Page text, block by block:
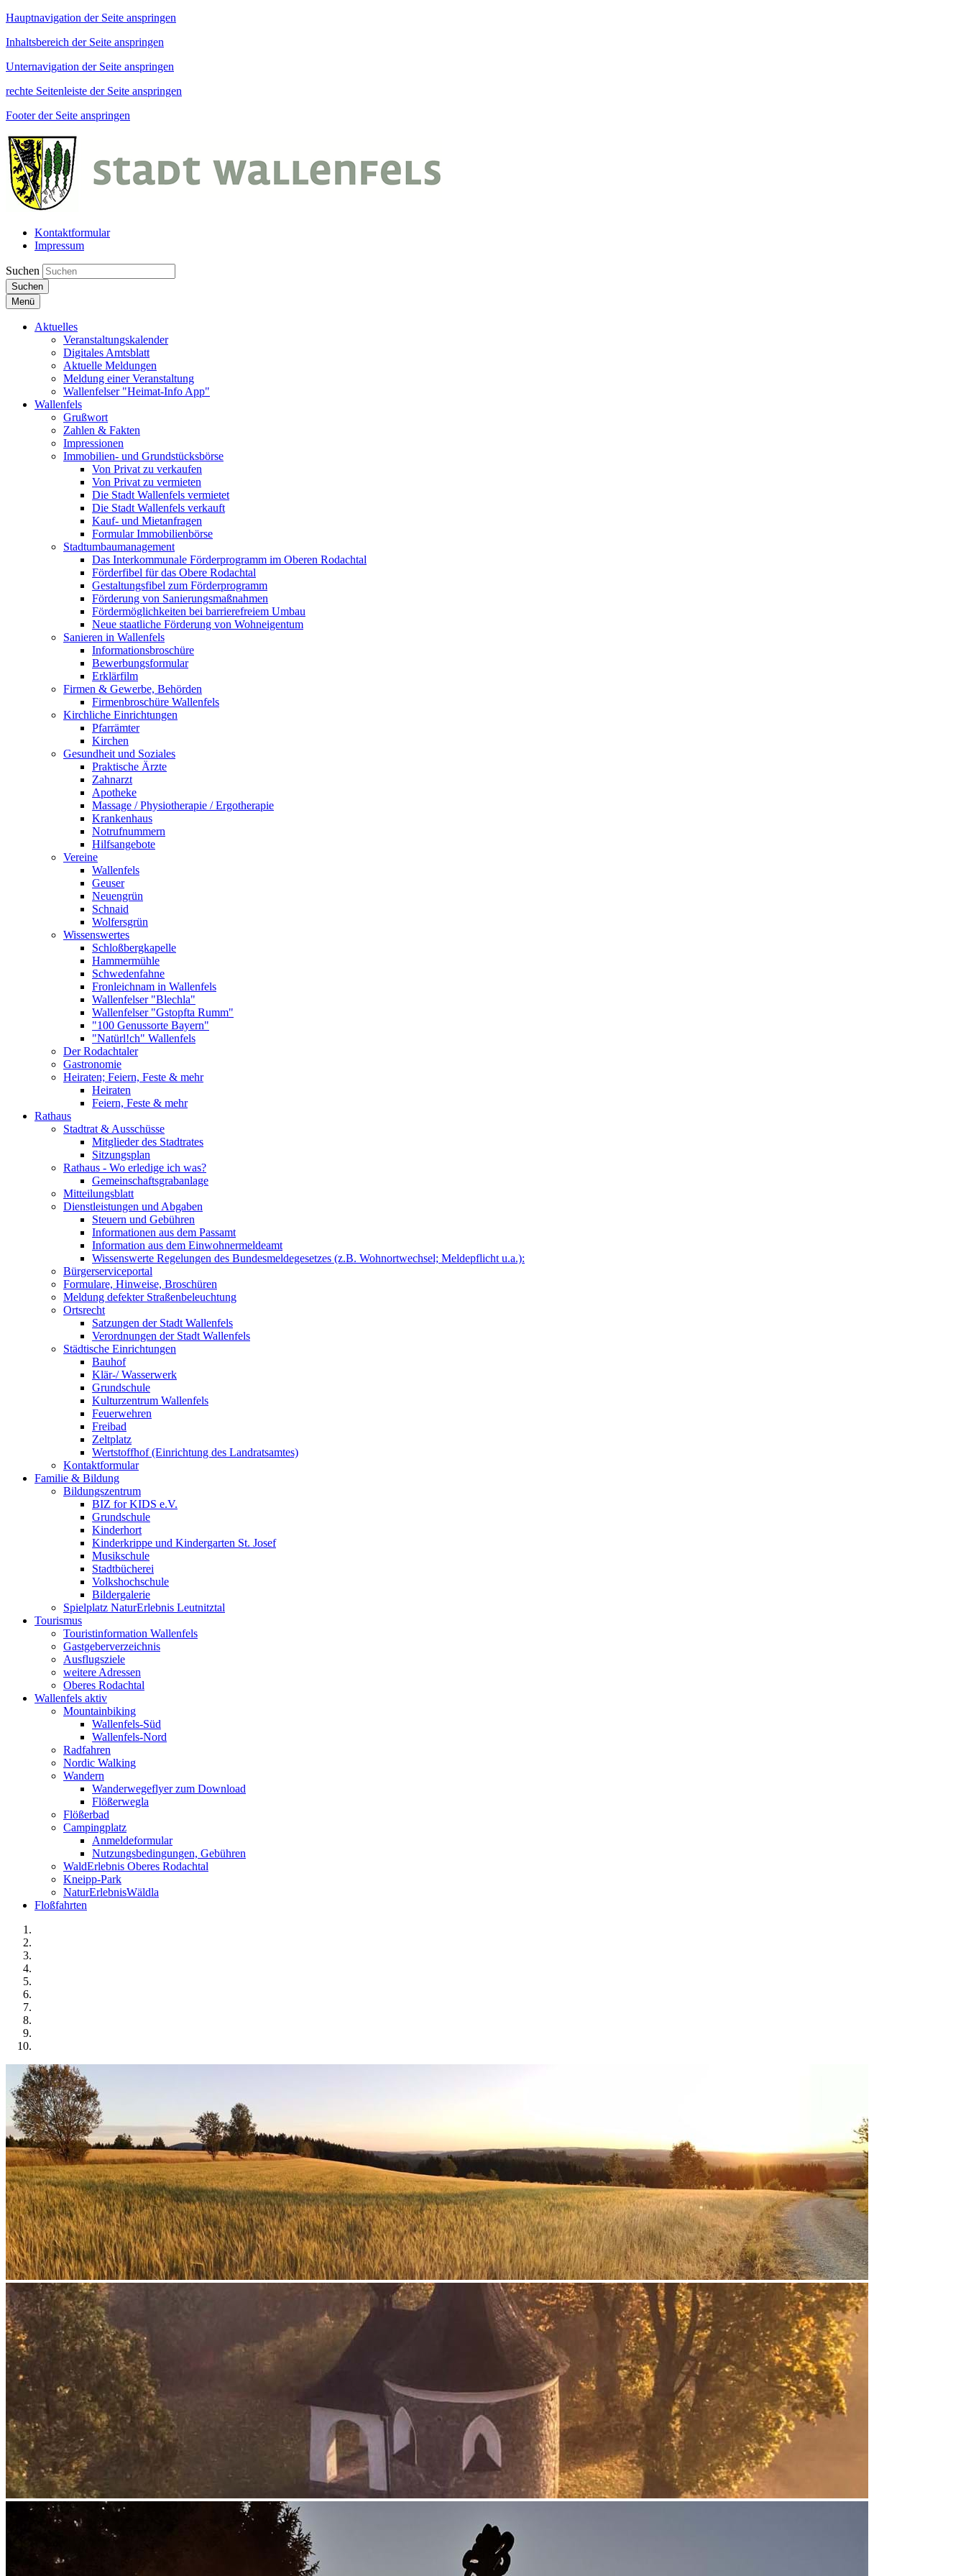
Hauptnavigation der Seite anspringen
Inhaltsbereich der Seite anspringen
Unternavigation der Seite anspringen
rechte Seitenleiste der Seite anspringen
Footer der Seite anspringen
Kontaktformular
Impressum
Suchen
Suchen
Menü
Aktuelles
Veranstaltungskalender
Digitales Amtsblatt
Aktuelle Meldungen
Meldung einer Veranstaltung
Wallenfelser "Heimat-Info App"
Wallenfels
Grußwort
Zahlen & Fakten
Impressionen
Immobilien- und Grundstücksbörse
Von Privat zu verkaufen
Von Privat zu vermieten
Die Stadt Wallenfels vermietet
Die Stadt Wallenfels verkauft
Kauf- und Mietanfragen
Formular Immobilienbörse
Stadtumbaumanagement
Das Interkommunale Förderprogramm im Oberen Rodachtal
Förderfibel für das Obere Rodachtal
Gestaltungsfibel zum Förderprogramm
Förderung von Sanierungsmaßnahmen
Fördermöglichkeiten bei barrierefreiem Umbau
Neue staatliche Förderung von Wohneigentum
Sanieren in Wallenfels
Informationsbroschüre
Bewerbungsformular
Erklärfilm
Firmen & Gewerbe, Behörden
Firmenbroschüre Wallenfels
Kirchliche Einrichtungen
Pfarrämter
Kirchen
Gesundheit und Soziales
Praktische Ärzte
Zahnarzt
Apotheke
Massage / Physiotherapie / Ergotherapie
Krankenhaus
Notrufnummern
Hilfsangebote
Vereine
Wallenfels
Geuser
Neuengrün
Schnaid
Wolfersgrün
Wissenswertes
Schloßbergkapelle
Hammermühle
Schwedenfahne
Fronleichnam in Wallenfels
Wallenfelser "Blechla"
Wallenfelser "Gstopfta Rumm"
"100 Genussorte Bayern"
"Natürl!ch" Wallenfels
Der Rodachtaler
Gastronomie
Heiraten; Feiern, Feste & mehr
Heiraten
Feiern, Feste & mehr
Rathaus
Stadtrat & Ausschüsse
Mitglieder des Stadtrates
Sitzungsplan
Rathaus - Wo erledige ich was?
Gemeinschaftsgrabanlage
Mitteilungsblatt
Dienstleistungen und Abgaben
Steuern und Gebühren
Informationen aus dem Passamt
Information aus dem Einwohnermeldeamt
Wissenswerte Regelungen des Bundesmeldegesetzes (z.B. Wohnortwechsel; Meldepflicht u.a.):
Bürgerserviceportal
Formulare, Hinweise, Broschüren
Meldung defekter Straßenbeleuchtung
Ortsrecht
Satzungen der Stadt Wallenfels
Verordnungen der Stadt Wallenfels
Städtische Einrichtungen
Bauhof
Klär-/ Wasserwerk
Grundschule
Kulturzentrum Wallenfels
Feuerwehren
Freibad
Zeltplatz
Wertstoffhof (Einrichtung des Landratsamtes)
Kontaktformular
Familie & Bildung
Bildungszentrum
BIZ for KIDS e.V.
Grundschule
Kinderhort
Kinderkrippe und Kindergarten St. Josef
Musikschule
Stadtbücherei
Volkshochschule
Bildergalerie
Spielplatz NaturErlebnis Leutnitztal
Tourismus
Touristinformation Wallenfels
Gastgeberverzeichnis
Ausflugsziele
weitere Adressen
Oberes Rodachtal
Wallenfels aktiv
Mountainbiking
Wallenfels-Süd
Wallenfels-Nord
Radfahren
Nordic Walking
Wandern
Wanderwegeflyer zum Download
Flößerwegla
Flößerbad
Campingplatz
Anmeldeformular
Nutzungsbedingungen, Gebühren
WaldErlebnis Oberes Rodachtal
Kneipp-Park
NaturErlebnisWäldla
Floßfahrten